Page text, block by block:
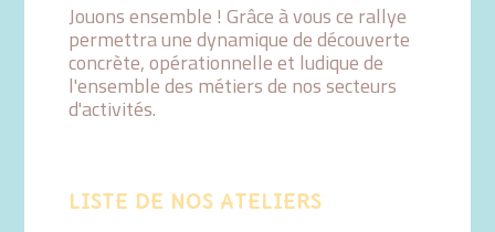
Jouons ensemble ! Grâce à vous ce rallye
permettra une dynamique de découverte
concrète, opérationnelle et ludique de
l'ensemble des métiers de nos secteurs
d'activités.
LISTE DE NOS ATELIERS